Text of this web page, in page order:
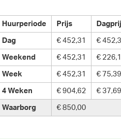
Huurperiode Prijs
Dag € 452,31 €
Weekend € 452,31 €
Week € 452,31 € 75,39
4 Weken € 904,62 € 37,69
Waarborg € 850,00